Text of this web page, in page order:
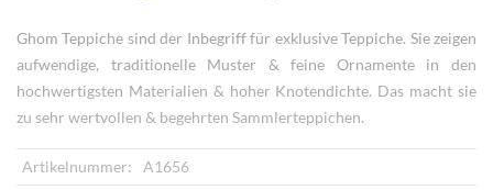
Ghom Teppiche sind der Inbegriff für exklusive Teppiche. Sie zeigen
aufwendige, traditionelle Muster & feine Ornamente in den
hochwertigsten Materialien & hoher Knotendichte. Das macht sie
zu sehr wertvollen & begehrten Sammlerteppichen.
Artikelnummer:
A1656